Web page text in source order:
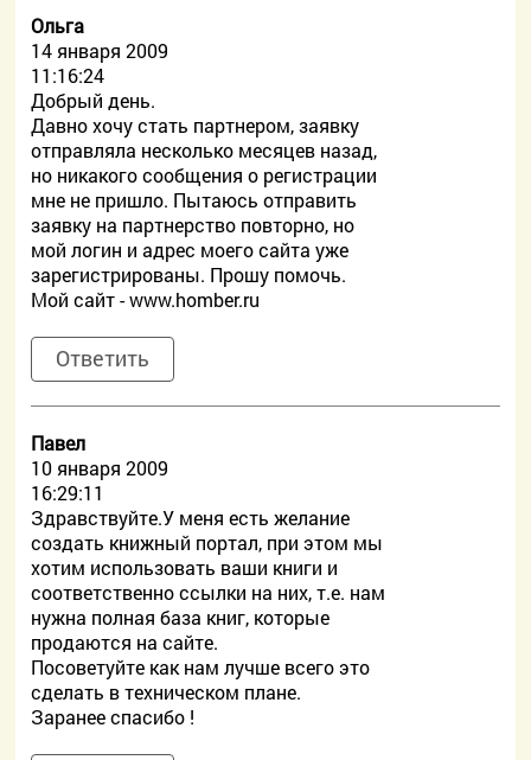
Ольга
14 января 2009
11:16:24
Добрый день.
Давно хочу стать партнером, заявку
отправляла несколько месяцев назад,
но никакого сообщения о регистрации
мне не пришло. Пытаюсь отправить
заявку на партнерство повторно, но
мой логин и адрес моего сайта уже
зарегистрированы. Прошу помочь.
Мой сайт - www.homber.ru
Ответить
Павел
10 января 2009
16:29:11
Здравствуйте.У меня есть желание
создать книжный портал, при этом мы
хотим использовать ваши книги и
соответственно ссылки на них, т.е. нам
нужна полная база книг, которые
продаются на сайте.
Посоветуйте как нам лучше всего это
сделать в техническом плане.
Заранее спасибо !